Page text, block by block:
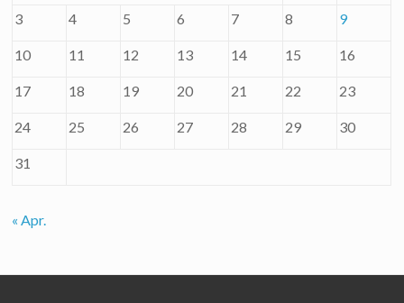
3 4 5 6 7 8 9
10 11 12 13 14 15 16
17 18 19 20 21 22 23
24 25 26 27 28 29 30
31
« Apr.